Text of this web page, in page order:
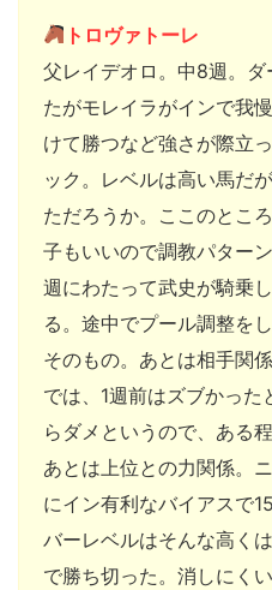
トロヴァトーレ
父レイデオロ。中8週。
たがモレイラがインで我
けて勝つなど強さが際立
ック。レベルは高い馬だ
ただろうか。ここのとこ
子もいいので調教パター
週にわたって武史が騎乗
る。途中でプール調整を
そのもの。あとは相手関
では、1週前はズブかっ
らダメというので、ある
あとは上位との力関係。
にイン有利なバイアスで
バーレベルはそんな高く
で勝ち切った。消しにく